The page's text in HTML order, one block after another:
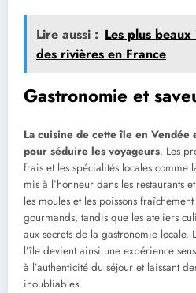
Lire aussi : Les plus
des rivières en France
Gastronomie et
La cuisine de cette île en Vendée
pour séduire les voyageurs. Les
frais et les spécialités locales comme
mis à l’honneur dans les restaurants
les moules et les poissons
gourmands, tandis que les ateliers
aux secrets de la gastronomie locale.
l’île devient ainsi une expérience
à l’authenticité du séjour et laissant
inoubliables.